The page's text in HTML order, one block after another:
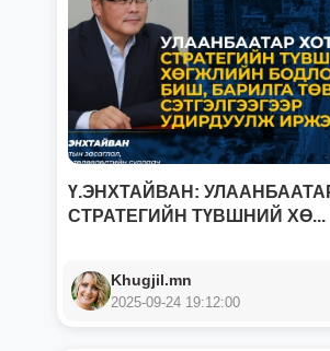
Ү.ЭНХТАЙВАН:
СТРАТЕГИЙН ТҮВШНИЙ ХӨ...
Khugjil.mn
2025-09-24 19:12:00